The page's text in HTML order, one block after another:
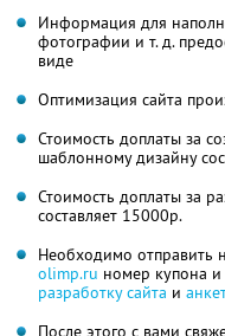
Информация для
фотографии и т. д.
виде
Оптимизация сайта
Стоимость доплаты за
шаблонному дизайну
Стоимость доплаты за
составляет 15000р.
Необходимо отправить
olimp.ru номер купона
разработку сайта и
После этого с вами